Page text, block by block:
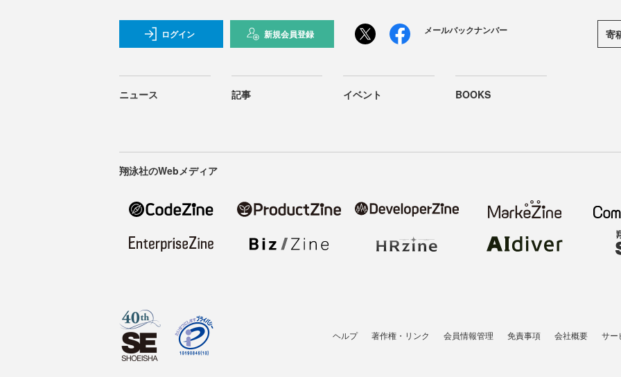
ログイン 新規会員登録 メールバックナンバー 寄
ニュース 記事 イベント BOOKS
翔泳社のWebメディア
ヘルプ 著作権・リンク 会員情報管理 免責事項 会社概要 サー